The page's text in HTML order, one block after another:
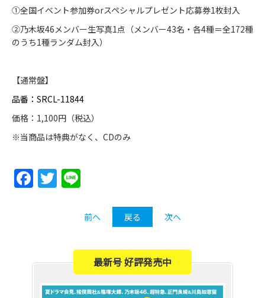
①全国イベント参加券orスペシャルプレゼント応募券1枚封入
②乃木坂46 メンバー生写真1点（メンバー43名・各4種＝全172種
のうち1種ランダム封入）
【通常盤】
品番： SRCL-11844
価格： 1,100円（税込）
※当商品は特典がなく、 CDのみ
Facebook
Twitter
前へ 戻る 次へ
最新号 好評発売中